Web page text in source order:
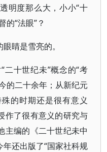
明度那么大，小小“十
的“法眼”？
睛是雪亮的。
二十世纪未”概念的“考
的二十余年；从新纪元
的时期还是很有意义
作了很有意义的研究与
主编的《二十世纪未中
还出版了“国家社科规